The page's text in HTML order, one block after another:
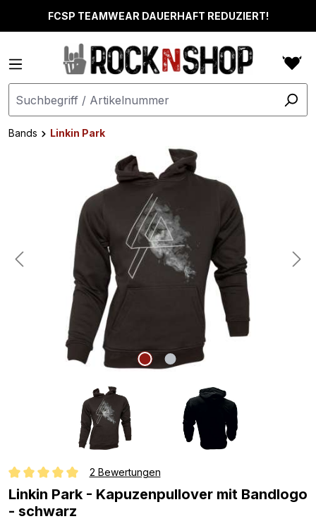
springenFCSP TEAMWEAR DAUERHAFT REDUZIERT!
Bands
Linkin Park
Bildergalerie überspringen
Durchschnittliche Bewertung von 5 von 5 Sternen
2 Bewertungen
Linkin Park - Kapuzenpullover mit Bandlogo
- schwarz